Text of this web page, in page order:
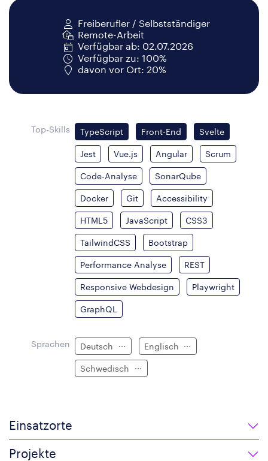
Freiberufler / Selbstständiger
Remote-Arbeit
Verfügbar ab: 02.07.2026
Verfügbar zu: 100%
davon vor Ort: 20%
Top-Skills TypeScript Front-End Svelte
Jest Vue.js Angular Scrum
Code-Analyse SonarQube
Docker Git Accessibility
HTML5 JavaScript CSS3
TailwindCSS Bootstrap
Performance Analyse REST
Responsive Webdesign Playwright
GraphQL
Sprachen Deutsch Englisch
Schwedisch
Einsatzorte
Projekte